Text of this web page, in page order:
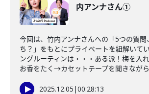
内アンナさん①
今回は、竹内アンナさんへの「5つの質問
ち？」をもとにプライベートを紐解いて
ングルーティンは・・・ある派！梅を入
お香をたく→カセットテープを聞きなが
2025.12.05 |00:28:13